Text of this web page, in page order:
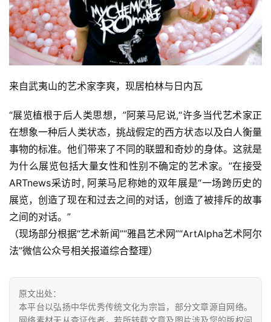
来自武夷山的艺术家李爽，现居柏林与日内瓦
“展览植根于后人类思想，”阿莱马尼说,“许多当代艺术家正
在想象一种后人类状态，挑战假定的西方状态以及白人衡量
事物的标准。他们带来了不同的联盟和奇妙的身体。这就是
为什么展览包括大量女性和性别不确定的艺术家。”在接受
ARTnews采访时, 阿莱马尼称她的双年展是“一场跨历史的
展览，创造了现在和过去之间的对话，创造了被排斥的故事
之间的对话。”
（现场部分根据“艺术新闻”“雅昌艺术网”“ArtAlpha艺术阿尔
法”微信公众号相关报道综合整理）
原文出处：
本平台以弘扬中华优秀传统文化为宗旨，部分文章源自网络。
网络素材无从查证作者，若所转载文章及图片涉及您的版权问